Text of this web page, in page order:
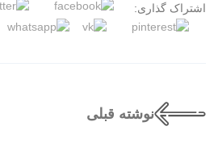
اشتراک گذاری:
نوشته قبلی